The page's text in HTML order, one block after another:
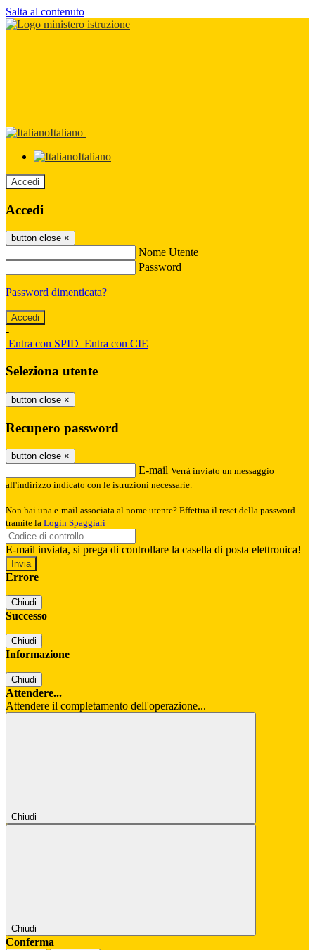
Salta al contenuto
Italiano
Italiano
Accedi
Accedi
button close ×
Nome Utente
Password
Password dimenticata?
-
Entra con SPID Entra con CIE
Seleziona utente
button close ×
Recupero password
button close ×
E-mail Verrà inviato un messaggio
all'indirizzo indicato con le istruzioni necessarie.
Non hai una e-mail associata al nome utente? Effettua il reset della password
tramite la Login Spaggiari
E-mail inviata, si prega di controllare la casella di posta elettronica!
Errore
Chiudi
Successo
Chiudi
Informazione
Chiudi
Attendere...
Attendere il completamento dell'operazione...
Chiudi
Chiudi
Conferma